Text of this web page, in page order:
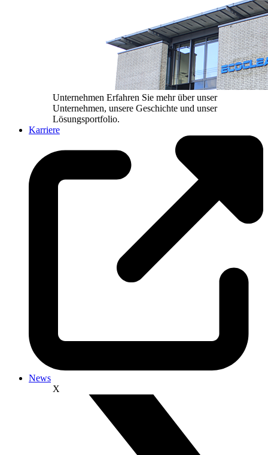
Unternehmen Erfahren Sie mehr über unser
Unternehmen, unsere Geschichte und unser
Lösungsportfolio.
Karriere
News
X